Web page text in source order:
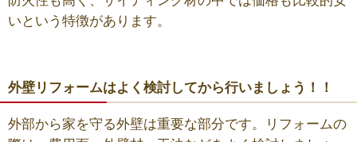
いという特徴があります。
外壁リフォームはよく検討してから行いましょう！！
外部から家を守る外壁は重要な部分です。リフォームの